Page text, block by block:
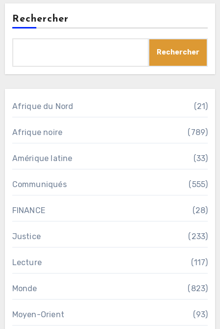
Rechercher
Rechercher
Afrique du Nord (21)
Afrique noire (789)
Amérique latine (33)
Communiqués (555)
FINANCE (28)
Justice (233)
Lecture (117)
Monde (823)
Moyen-Orient (93)